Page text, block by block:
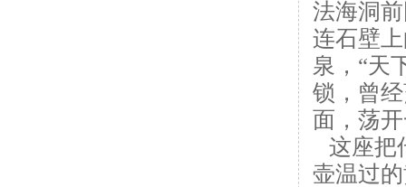
法海洞
连石壁
泉，“天
锁，曾
面，荡
这座把
壶温过